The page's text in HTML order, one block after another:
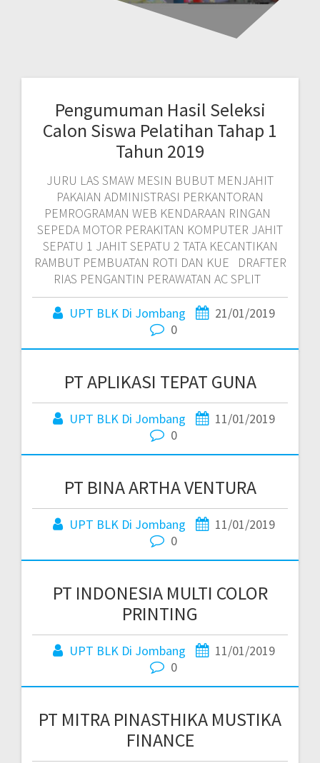
Pengumuman Hasil Seleksi
Calon Siswa Pelatihan Tahap 1
Tahun 2019
JURU LAS SMAW MESIN BUBUT MENJAHIT
PAKAIAN ADMINISTRASI PERKANTORAN
PEMROGRAMAN WEB KENDARAAN RINGAN
SEPEDA MOTOR PERAKITAN KOMPUTER JAHIT
SEPATU 1 JAHIT SEPATU 2 TATA KECANTIKAN
RAMBUT PEMBUATAN ROTI DAN KUE DRAFTER
RIAS PENGANTIN PERAWATAN AC SPLIT
UPT BLK Di Jombang
21/01/2019
0
PT APLIKASI TEPAT GUNA
UPT BLK Di Jombang
11/01/2019
0
PT BINA ARTHA VENTURA
UPT BLK Di Jombang
11/01/2019
0
PT INDONESIA MULTI COLOR
PRINTING
UPT BLK Di Jombang
11/01/2019
0
PT MITRA PINASTHIKA MUSTIKA
FINANCE